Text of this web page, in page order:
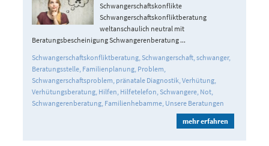
Schwangerschaftskonflikte
Schwangerschaftskonfliktberatung
weltanschaulich neutral mit
Beratungsbescheinigung Schwangerenberatung ...
Schwangerschaftskonfliktberatung Schwangerschaft schwanger
Beratungsstelle Familienplanung Problem
Schwangerschaftsproblem pränatale Diagnostik Verhütung
Verhütungsberatung Hilfen Hilfetelefon Schwangere Not
Schwangerenberatung Familienhebamme Unsere Beratungen
mehr erfahren